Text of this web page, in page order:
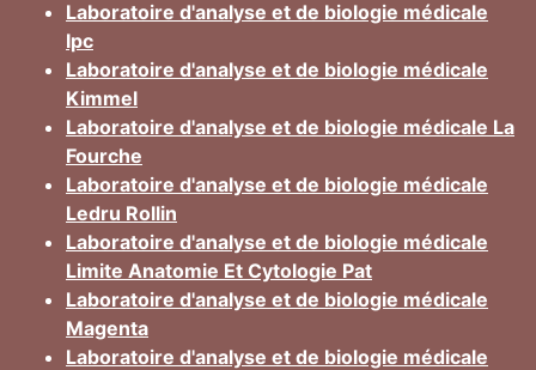
Laboratoire d'analyse et de biologie médicale
Ipc
Laboratoire d'analyse et de biologie médicale
Kimmel
Laboratoire d'analyse et de biologie médicale La
Fourche
Laboratoire d'analyse et de biologie médicale
Ledru Rollin
Laboratoire d'analyse et de biologie médicale
Limite Anatomie Et Cytologie Pat
Laboratoire d'analyse et de biologie médicale
Magenta
Laboratoire d'analyse et de biologie médicale